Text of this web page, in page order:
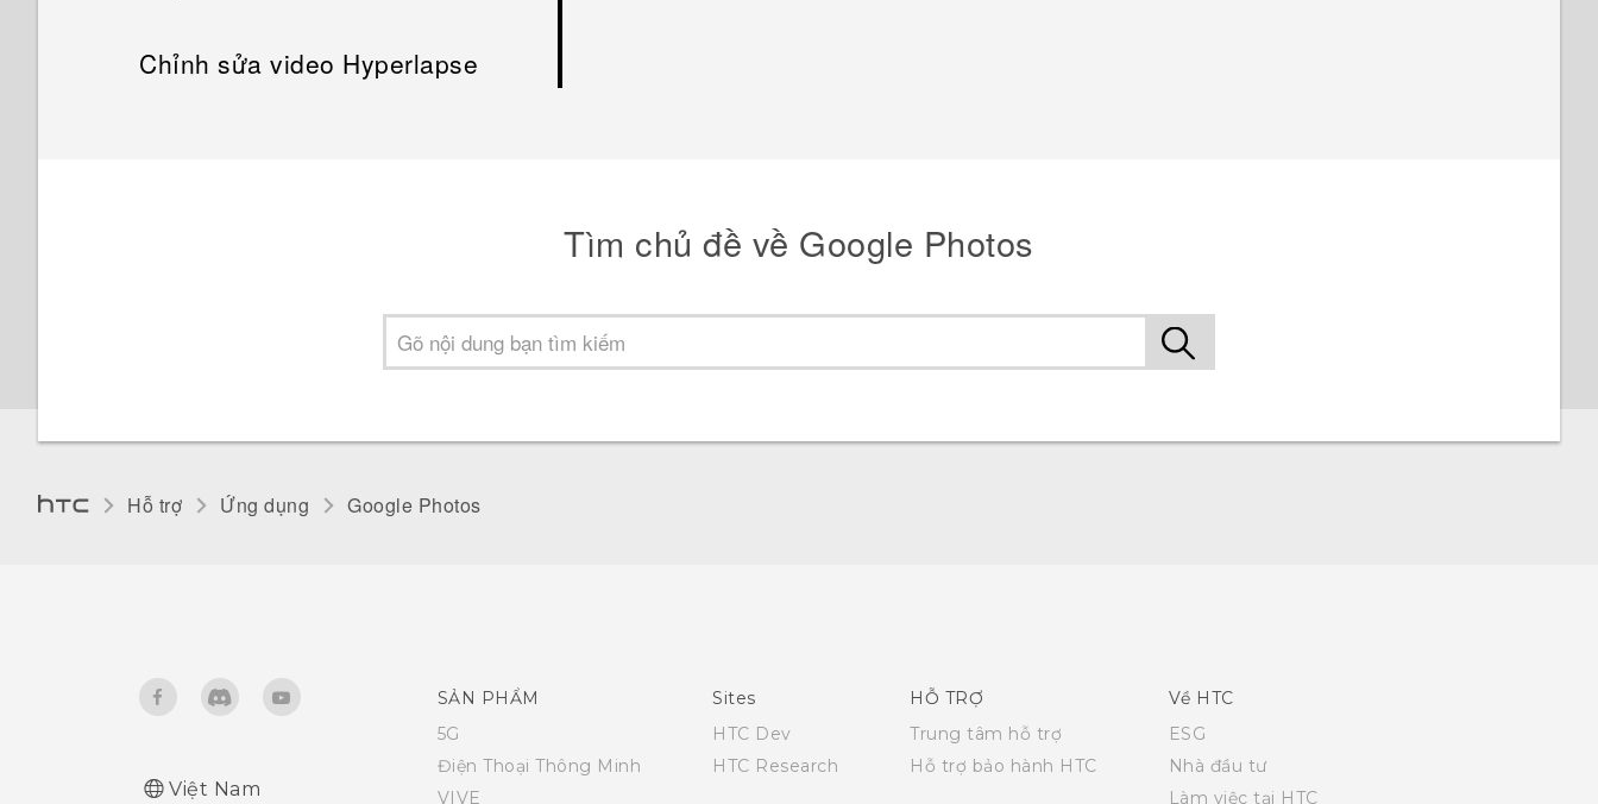
Chỉnh sửa video Hyperlapse
Tìm chủ đề về Google Photos
Hỗ trợ Ứng dụng Google Photos
Việt Nam
SẢN PHẨM
5G
Điện Thoại Thông Minh
VIVE
Sites
HTC Dev
HTC Research
HỖ TRỢ
Trung tâm hỗ trợ
Hỗ trợ bảo hành HTC
Về HTC
ESG
Nhà đầu tư
Làm việc tại HTC